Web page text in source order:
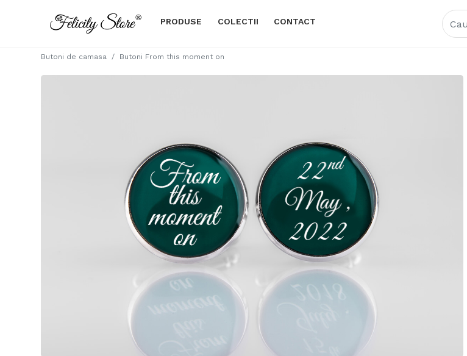
PRODUSE COLECTII CONTACT
Butoni de camasa Butoni From this moment on